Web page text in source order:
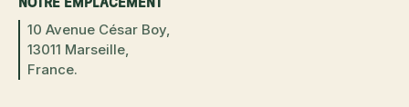
NOTRE EMPLACEMENT
10 Avenue César Boy,
13011 Marseille,
France.